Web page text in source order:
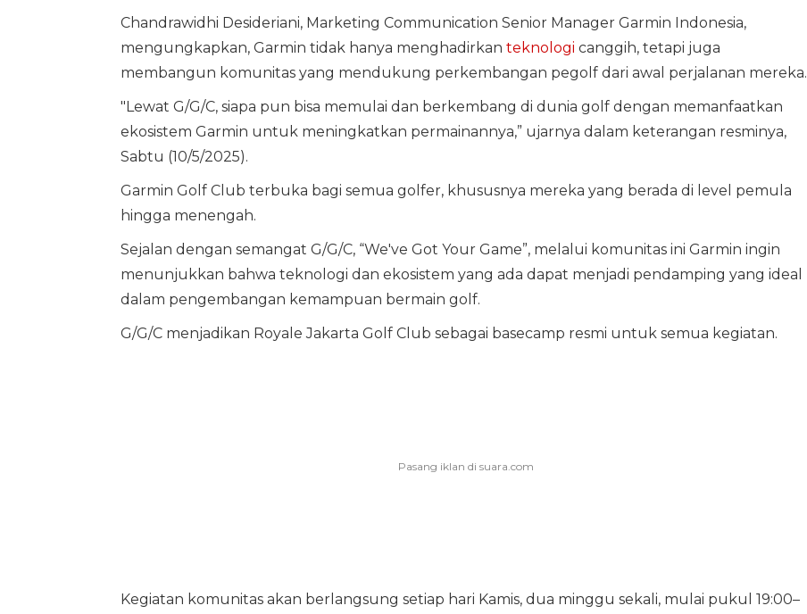
Chandrawidhi Desideriani, Marketing Communication Senior Manager Garmin Indonesia,
mengungkapkan, Garmin tidak hanya menghadirkan teknologi canggih, tetapi juga
membangun komunitas yang mendukung perkembangan pegolf dari awal perjalanan mereka.
"Lewat G/G/C, siapa pun bisa memulai dan berkembang di dunia golf dengan memanfaatkan
ekosistem Garmin untuk meningkatkan permainannya,” ujarnya dalam keterangan resminya,
Sabtu (10/5/2025).
Garmin Golf Club terbuka bagi semua golfer, khususnya mereka yang berada di level pemula
hingga menengah.
Sejalan dengan semangat G/G/C, “We've Got Your Game”, melalui komunitas ini Garmin ingin
menunjukkan bahwa teknologi dan ekosistem yang ada dapat menjadi pendamping yang ideal
dalam pengembangan kemampuan bermain golf.
G/G/C menjadikan Royale Jakarta Golf Club sebagai basecamp resmi untuk semua kegiatan.
Kegiatan komunitas akan berlangsung setiap hari Kamis, dua minggu sekali, mulai pukul 19:00–